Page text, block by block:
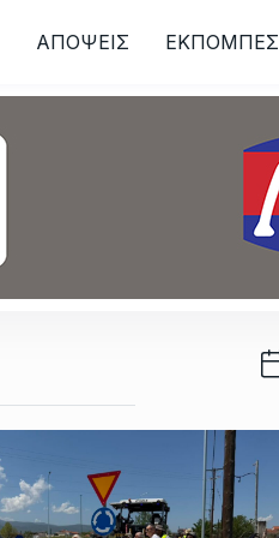
ΑΠΟΨΕΙΣ ΕΚΠΟΜΠΕΣ